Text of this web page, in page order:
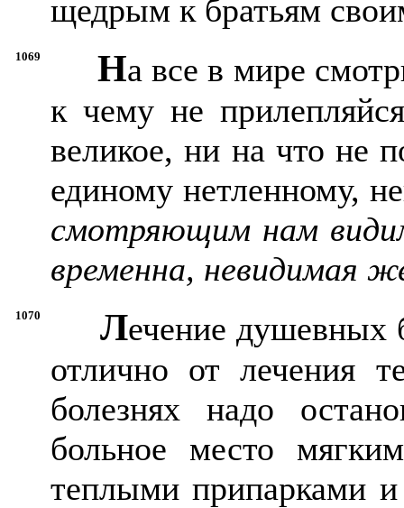
щедрым к братьям
1069 На все в мире
к чему не
великое, ни на что не
единому нетленному,
смотряющим нам
временна, невидимая
1070 Лечение душевных
отлично от лечения
болезнях надо
больное место
теплыми припарками